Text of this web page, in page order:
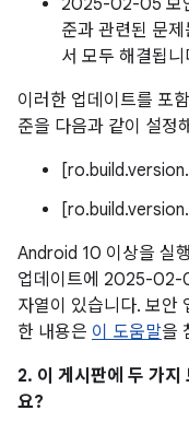
2025-02-05 보
준과 관련된 문
서 모두 해결됩니
이러한 업데이트를 포
준을 다음과 같이 설정
Android 10 이상을 실
업데이트에 2025-02-
자열이 있습니다. 보안
한 내용은 이 도움말을
2. 이 게시판에 두 가지
요?